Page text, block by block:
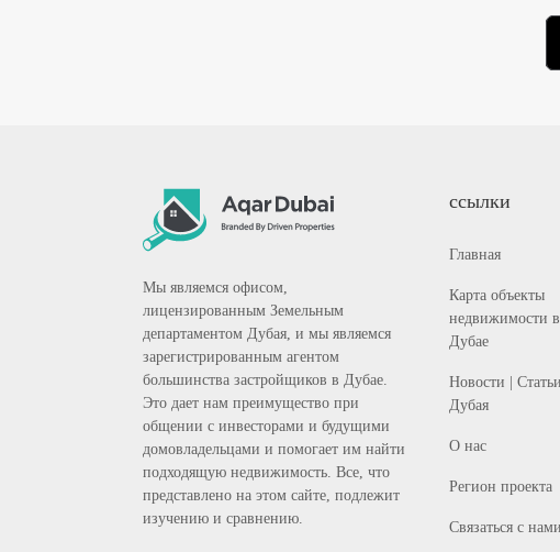
Мы являемся офисом,
лицензированным Земельным
департаментом Дубая, и мы являемся
зарегистрированным агентом
большинства застройщиков в Дубае.
Это дает нам преимущество при
общении с инвесторами и будущими
домовладельцами и помогает им найти
подходящую недвижимость. Все, что
представлено на этом сайте, подлежит
изучению и сравнению.
ссылки
Главная
Карта объекты
недвижимости в
Дубае
Новости |
Дубая
О нас
Регион проекта
Связаться с нами